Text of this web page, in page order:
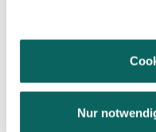
Impressum.
Nur